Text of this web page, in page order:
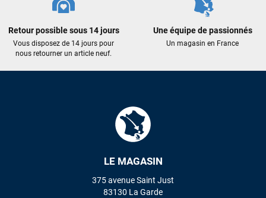
Retour possible sous 14 jours
Vous disposez de 14 jours pour
nous retourner un article neuf.
Une équipe de passionnés
Un magasin en France
LE MAGASIN
375 avenue Saint Just
83130 La Garde
Maronui RICHMOND
il y a 3 mois
J'ai acheté une voile d'occasion depuis Tahiti. Super service.
L'envoi a été rapide. La voile est arrivée en super état.
Mauruuru roa.
LAISSER UN AVIS